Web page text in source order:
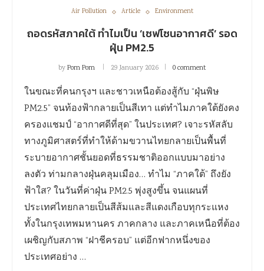
Air Pollution Article Environment
ถอดรหัสภาคใต้ ทำไมเป็น ‘เซฟโซนอากาศดี’ รอด
ฝุ่น PM2.5
byPom Pom 29 January 2026 0 comment
ในขณะที่คนกรุงฯ และชาวเหนือต้องสู้กับ “ฝุ่นพิษ
PM2.5” จนท้องฟ้ากลายเป็นสีเทา แต่ทำไมภาคใต้ยังคง
ครองแชมป์ “อากาศดีที่สุด” ในประเทศ? เจาะรหัสลับ
ทางภูมิศาสตร์ที่ทำให้ด้ามขวานไทยกลายเป็นพื้นที่
ระบายอากาศชั้นยอดที่ธรรมชาติออกแบบมาอย่าง
ลงตัว ท่ามกลางฝุ่นคลุมเมือง… ทำไม “ภาคใต้” ถึงยัง
ฟ้าใส? ในวันที่ค่าฝุ่น PM2.5 พุ่งสูงขึ้น จนแผนที่
ประเทศไทยกลายเป็นสีส้มและสีแดงเกือบทุกระแหง
ทั้งในกรุงเทพมหานคร ภาคกลาง และภาคเหนือที่ต้อง
เผชิญกับสภาพ “ฝาชีครอบ” แต่อีกฟากหนึ่งของ
ประเทศอย่าง …